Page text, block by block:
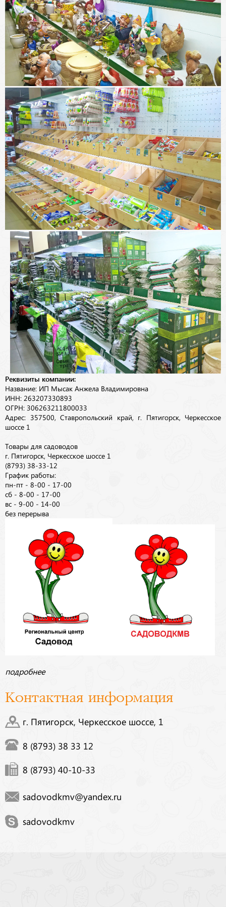
Реквизиты компании:
Название: ИП Мысак Анжела Владимировна
ИНН: 263207330893
ОГРН: 306263211800033
Адрес: 357500, Ставропольский край, г. Пятигорск, Черкесское
шоссе 1
Товары для садоводов
г. Пятигорск, Черкесское шоссе 1
(8793) 38-33-12
График работы:
пн-пт - 8-00 - 17-00
сб - 8-00 - 17-00
вс - 9-00 - 14-00
без перерыва
подробнее
Контактная информация
г. Пятигорск, Черкесское шоссе, 1
8 (8793) 38 33 12
8 (8793) 40-10-33
sadovodkmv@yandex.ru
sadovodkmv